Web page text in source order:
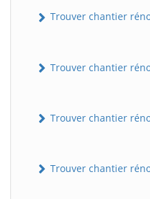
Trouver chantier
Trouver chantier
Trouver chantier
Trouver chantier